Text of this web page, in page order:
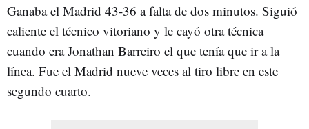
Ganaba el Madrid 43-36 a falta de dos minutos. Siguió
caliente el técnico vitoriano y le cayó otra técnica
cuando era Jonathan Barreiro el que tenía que ir a la
línea. Fue el Madrid nueve veces al tiro libre en este
segundo cuarto.